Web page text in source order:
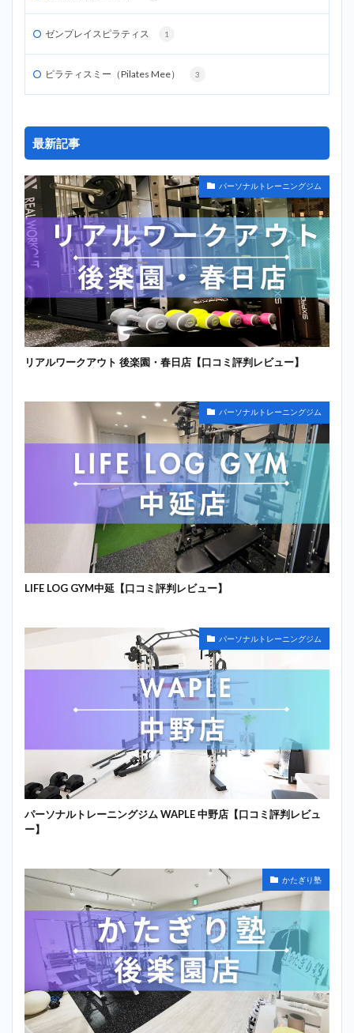
ゼンプレイスピラティス 1
ピラティスミー（Pilates Mee） 3
最新記事
パーソナルトレーニングジム
リアルワークアウト 後楽園・春日店【口コミ評判レビュー】
パーソナルトレーニングジム
LIFE LOG GYM中延【口コミ評判レビュー】
パーソナルトレーニングジム
パーソナルトレーニングジム WAPLE 中野店【口コミ評判レビュ
ー】
かたぎり塾